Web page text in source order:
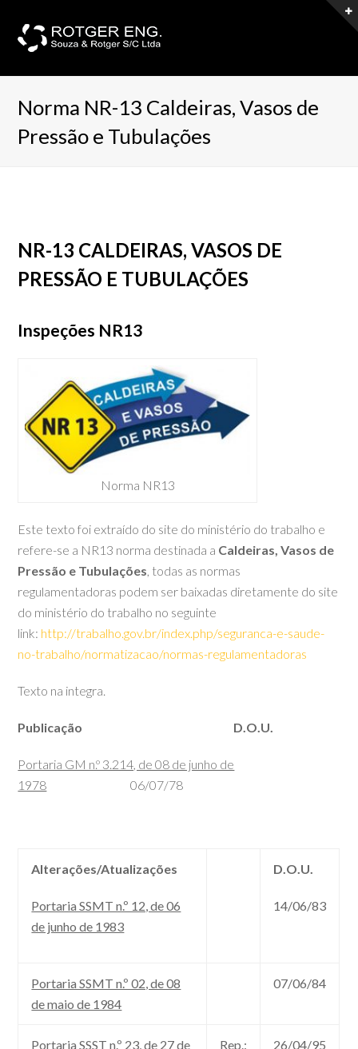
Norma NR-13 Caldeiras, Vasos de
Pressão e Tubulações
NR-13 CALDEIRAS, VASOS DE
PRESSÃO E TUBULAÇÕES
Inspeções NR13
Norma NR13
Este texto foi extraído do site do ministério do trabalho e
refere-se a NR13 norma destinada a Caldeiras, Vasos de
Pressão e Tubulações, todas as normas
regulamentadoras podem ser baixadas diretamente do site
do ministério do trabalho no seguinte
link: http://trabalho.gov.br/index.php/seguranca-e-saude-
no-trabalho/normatizacao/normas-regulamentadoras
Texto na integra.
Publicação D.O.U.
Portaria GM n.º 3.214, de 08 de junho de
1978 06/07/78
Alterações/Atualizações
Portaria SSMT n.º 12, de 06
de junho de 1983
D.O.U.
14/06/83
Portaria SSMT n.º 02, de 08
de maio de 1984
07/06/84
Portaria SSST n.º 23, de 27 de
Rep.: 26/04/95